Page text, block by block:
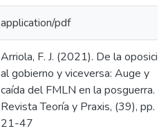
application/pdf
Arriola, F. J. (2021). De la
al gobierno y viceversa: Auge y
caída del FMLN en la posguerra.
Revista Teoría y Praxis, (39), pp.
21-47